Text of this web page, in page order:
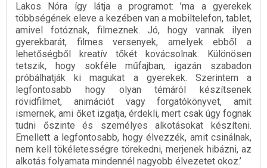
Lakos Nóra így látja a programot: ’ma a gyerekek
többségének eleve a kezében van a mobiltelefon, tablet,
amivel fotóznak, filmeznek. Jó, hogy vannak ilyen
gyerekbarát, filmes versenyek, amelyek ebből a
lehetőségből kreatív tőkét kovácsolnak. Különösen
tetszik, hogy sokféle műfajban, igazán szabadon
próbálhatják ki magukat a gyerekek. Szerintem a
legfontosabb hogy olyan témáról készítsenek
rövidfilmet, animációt vagy forgatókönyvet, amit
ismernek, ami őket izgatja, érdekli, mert csak úgy fognak
tudni őszinte és személyes alkotásokat készíteni.
Emellett a legfontosabb, hogy élvezzék, amit csinálnak,
nem kell tökéletességre törekedni, merjenek hibázni, az
alkotás folyamata mindennél nagyobb élvezetet okoz.’